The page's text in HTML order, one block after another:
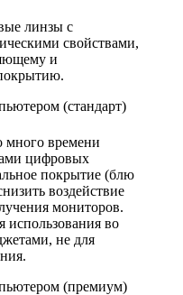
линзы с
свойствами,
и
(стандарт)
много времени
цифровых
покрытие (блю
воздействие
мониторов.
использования во
не для
(премиум)